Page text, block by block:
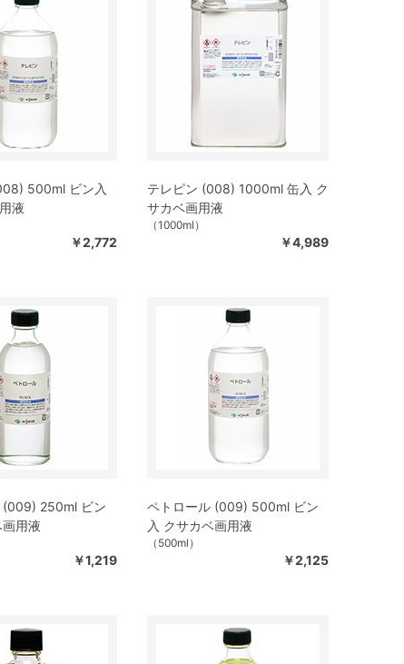
500ml ビン入
液
￥2,772
テレピン (008) 1000ml 缶入 ク
サカベ画用液
（1000ml）
￥4,989
(009) 250ml ビン
用液
￥1,219
ペトロール (009) 500ml ビン
入 クサカベ画用液
（500ml）
￥2,125